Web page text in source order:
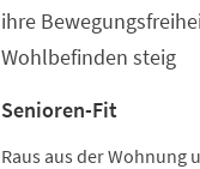
ihre
Wohlbefinden steig
Senioren-Fit
Raus aus der Wohnung